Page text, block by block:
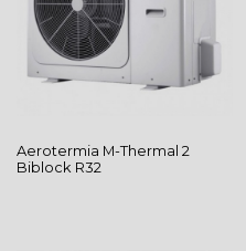
Aerotermia M-Thermal 2
Biblock R32